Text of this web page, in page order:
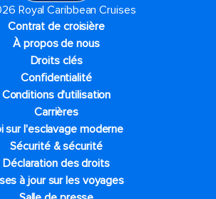
Royal Caribbean Cruises
Contrat de croisière
À propos de nous
Droits clés
Confidentialité
Conditions d'utilisation
Carrières
sur l'esclavage moderne
Sécurité & sécurité
Déclaration des droits
à jour sur les voyages